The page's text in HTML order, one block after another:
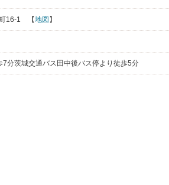
16-1 【地図 】
分茨城交通バス田中後バス停より徒歩5分